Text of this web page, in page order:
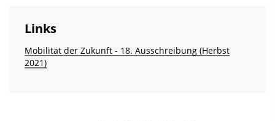
Links
Mobilität der Zukunft - 18. Ausschreibung (Herbst
2021)